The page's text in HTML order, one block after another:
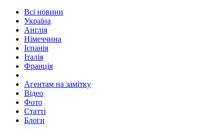
Всі новини
Україна
Англія
Німеччина
Іспанія
Італія
Франція
Агентам на замітку
Відео
Фото
Статті
Блоги